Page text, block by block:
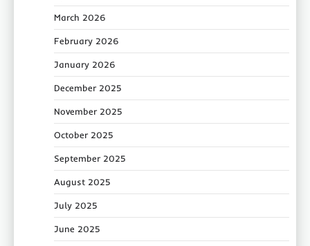
March 2026
February 2026
January 2026
December 2025
November 2025
October 2025
September 2025
August 2025
July 2025
June 2025